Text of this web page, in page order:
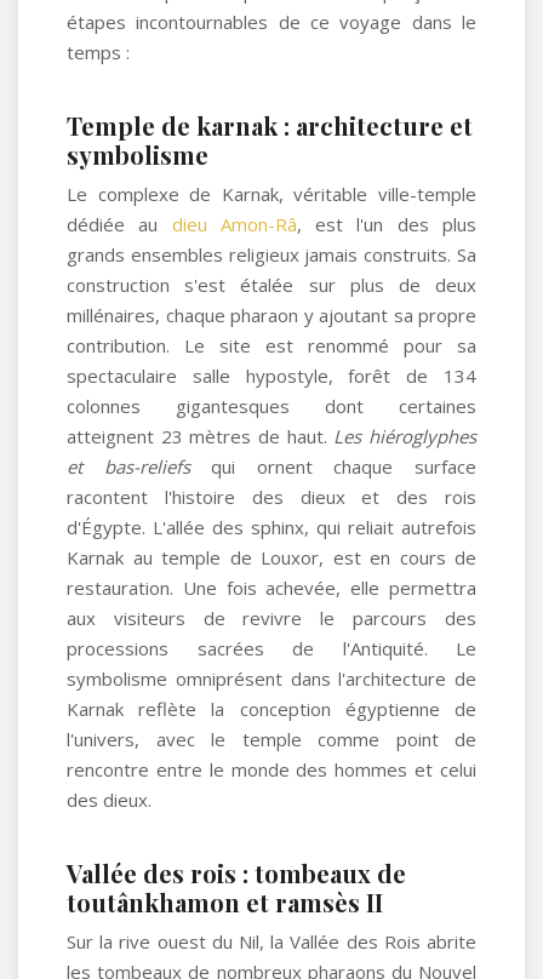
étapes incontournables de ce voyage dans le
temps :
Temple de karnak : architecture et
symbolisme
Le complexe de Karnak, véritable ville-temple
dédiée au dieu Amon-Râ, est l'un des plus
grands ensembles religieux jamais construits. Sa
construction s'est étalée sur plus de deux
millénaires, chaque pharaon y ajoutant sa propre
contribution. Le site est renommé pour sa
spectaculaire salle hypostyle, forêt de 134
colonnes gigantesques dont certaines
atteignent 23 mètres de haut. Les hiéroglyphes
et bas-reliefsqui ornent chaque surface
racontent l'histoire des dieux et des rois
d'Égypte. L'allée des sphinx, qui reliait autrefois
Karnak au temple de Louxor, est en cours de
restauration. Une fois achevée, elle permettra
aux visiteurs de revivre le parcours des
processions sacrées de l'Antiquité. Le
symbolisme omniprésent dans l'architecture de
Karnak reflète la conception égyptienne de
l'univers, avec le temple comme point de
rencontre entre le monde des hommes et celui
des dieux.
Vallée des rois : tombeaux de
toutânkhamon et ramsès II
Sur la rive ouest du Nil, la Vallée des Rois abrite
les tombeaux de nombreux pharaons du Nouvel